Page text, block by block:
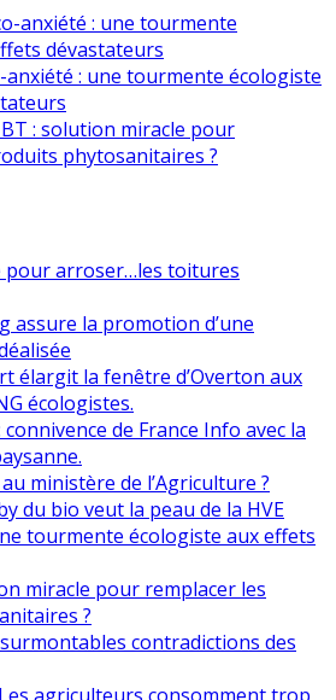
anxiété : une tourmente
dévastateurs
anxiété : une tourmente écologiste
: solution miracle pour
phytosanitaires ?
pour arroser…les toitures
assure la promotion d’une
élargit la fenêtre d’Overton aux
écologistes.
connivence de France Info avec la
ministère de l’Agriculture ?
du bio veut la peau de la HVE
tourmente écologiste aux effets
miracle pour remplacer les
?
contradictions des